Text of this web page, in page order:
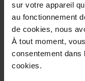
sur votre appareil
au fonctionnement
de cookies, nous
À tout moment,
consentement dans
cookies.
Gratis levering
Gratis retour in